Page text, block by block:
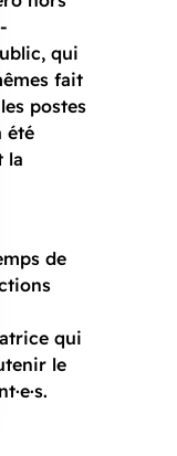
qui
fait
postes
été
la
de
qui
le